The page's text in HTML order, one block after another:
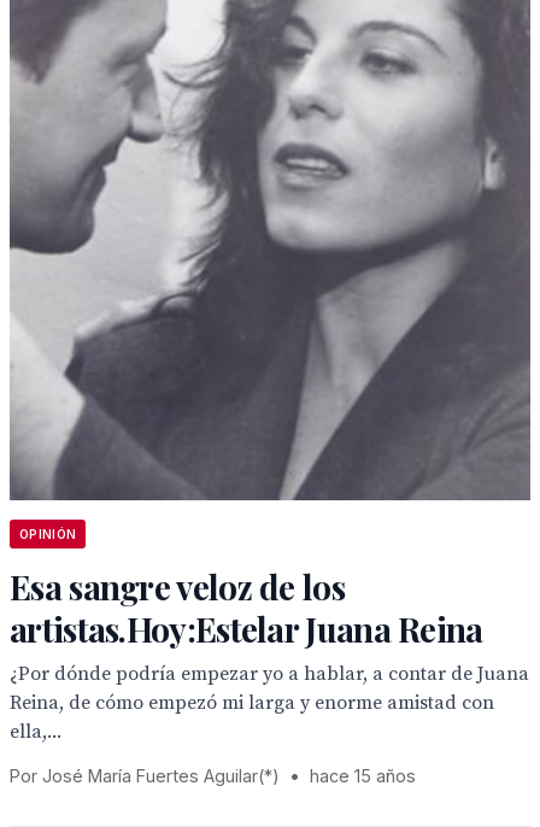
OPINIÓN
Esa sangre veloz de los
artistas.Hoy:Estelar Juana Reina
¿Por dónde podría empezar yo a hablar, a contar de Juana
Reina, de cómo empezó mi larga y enorme amistad con
ella,...
Por José María Fuertes Aguilar(*) • hace 15 años